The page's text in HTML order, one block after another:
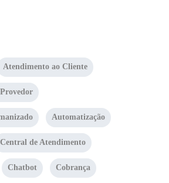
Atendimento ao Cliente
Automatização
Central de Atendimento
Chatbot Cobrança